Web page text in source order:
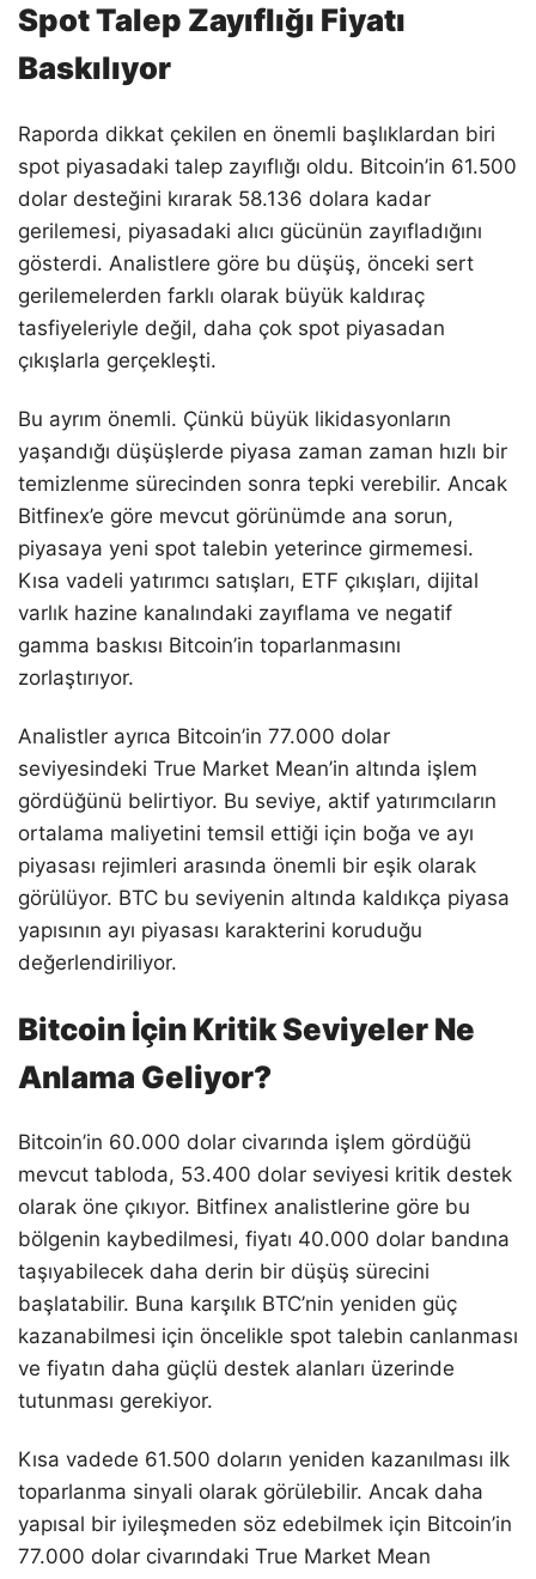
Spot Talep Zayıflığı Fiyatı
Baskılıyor
Raporda dikkat çekilen en önemli başlıklardan biri
spot piyasadaki talep zayıflığı oldu. Bitcoin’in 61.500
dolar desteğini kırarak 58.136 dolara kadar
gerilemesi, piyasadaki alıcı gücünün zayıfladığını
gösterdi. Analistlere göre bu düşüş, önceki sert
gerilemelerden farklı olarak büyük kaldıraç
tasfiyeleriyle değil, daha çok spot piyasadan
çıkışlarla gerçekleşti.
Bu ayrım önemli. Çünkü büyük likidasyonların
yaşandığı düşüşlerde piyasa zaman zaman hızlı bir
temizlenme sürecinden sonra tepki verebilir. Ancak
Bitfinex’e göre mevcut görünümde ana sorun,
piyasaya yeni spot talebin yeterince girmemesi.
Kısa vadeli yatırımcı satışları, ETF çıkışları, dijital
varlık hazine kanalındaki zayıflama ve negatif
gamma baskısı Bitcoin’in toparlanmasını
zorlaştırıyor.
Analistler ayrıca Bitcoin’in 77.000 dolar
seviyesindeki True Market Mean’in altında işlem
gördüğünü belirtiyor. Bu seviye, aktif yatırımcıların
ortalama maliyetini temsil ettiği için boğa ve ayı
piyasası rejimleri arasında önemli bir eşik olarak
görülüyor. BTC bu seviyenin altında kaldıkça piyasa
yapısının ayı piyasası karakterini koruduğu
değerlendiriliyor.
Bitcoin İçin Kritik Seviyeler Ne
Anlama Geliyor?
Bitcoin’in 60.000 dolar civarında işlem gördüğü
mevcut tabloda, 53.400 dolar seviyesi kritik destek
olarak öne çıkıyor. Bitfinex analistlerine göre bu
bölgenin kaybedilmesi, fiyatı 40.000 dolar bandına
taşıyabilecek daha derin bir düşüş sürecini
başlatabilir. Buna karşılık BTC’nin yeniden güç
kazanabilmesi için öncelikle spot talebin canlanması
ve fiyatın daha güçlü destek alanları üzerinde
tutunması gerekiyor.
Kısa vadede 61.500 doların yeniden kazanılması ilk
toparlanma sinyali olarak görülebilir. Ancak daha
yapısal bir iyileşmeden söz edebilmek için Bitcoin’in
77.000 dolar civarındaki True Market Mean